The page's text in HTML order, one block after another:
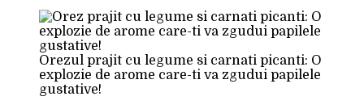
Orezul prajit cu legume si carnati picanti: O
explozie de arome care-ti va zgudui papilele
gustative!